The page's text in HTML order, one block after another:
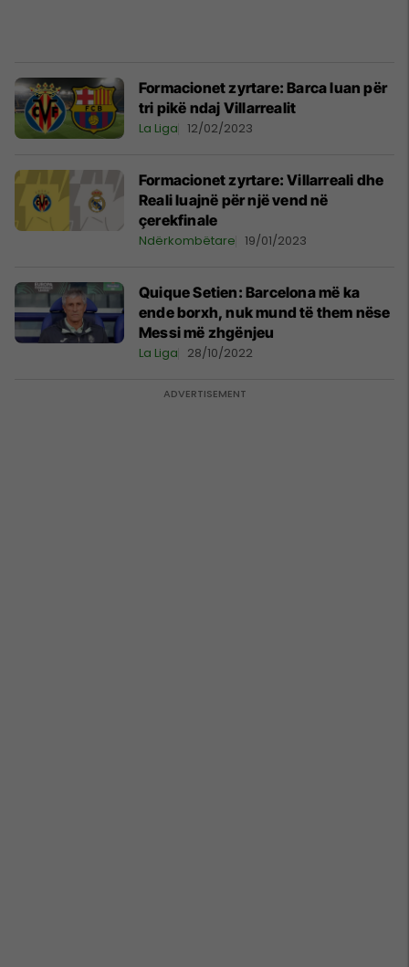
Formacionet zyrtare: Barca luan për
tri pikë ndaj Villarrealit
La Liga 12/02/2023
Formacionet zyrtare: Villarreali dhe
Reali luajnë për një vend në
çerekfinale
Ndërkombëtare 19/01/2023
Quique Setien: Barcelona më ka
ende borxh, nuk mund të them nëse
Messi më zhgënjeu
La Liga 28/10/2022